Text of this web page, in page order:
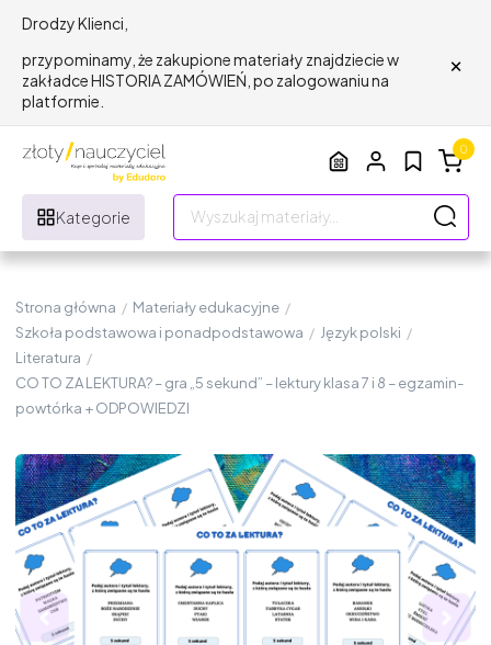
Drodzy Klienci,
przypominamy, że zakupione materiały znajdziecie w
zakładce HISTORIA ZAMÓWIEŃ, po zalogowaniu na
platformie.
×
Kategorie
0
Strona główna / Materiały edukacyjne /
Szkoła podstawowa i ponadpodstawowa / Język polski /
Literatura /
CO TO ZA LEKTURA? – gra „5 sekund” – lektury klasa 7 i 8 – egzamin-
powtórka + ODPOWIEDZI